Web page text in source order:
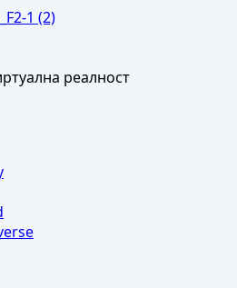
реалност